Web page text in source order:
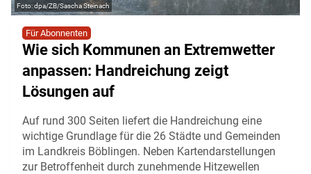
dpa/ZB/Sascha Steinach
Für Abonnenten
Wie sich Kommunen an Extremwetter
anpassen: Handreichung zeigt
Lösungen auf
Auf rund 300 Seiten liefert die Handreichung eine
wichtige Grundlage für die 26 Städte und Gemeinden
im Landkreis Böblingen. Neben Kartendarstellungen
zur Betroffenheit durch zunehmende Hitzewellen